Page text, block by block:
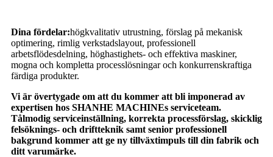
Dina fördelar:högkvalitativ utrustning, förslag på mekanisk
optimering, rimlig verkstadslayout, professionell
arbetsflödesdelning, höghastighets- och effektiva maskiner,
mogna och kompletta processlösningar och konkurrenskraftiga
färdiga produkter.
Vi är övertygade om att du kommer att bli imponerad av
expertisen hos SHANHE MACHINEs serviceteam.
Tålmodig serviceinställning, korrekta processförslag, skicklig
felsöknings- och driftteknik samt senior professionell
bakgrund kommer att ge ny tillväxtimpuls till din fabrik och
ditt varumärke.